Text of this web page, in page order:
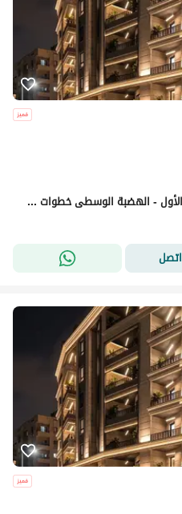
شقة 110م للبيع بأرقى موقع بالحي الأول - الهضبة الوسطى خطوات من محور ياسر رزق وقريبة من كافة الخدمات.
اتصل